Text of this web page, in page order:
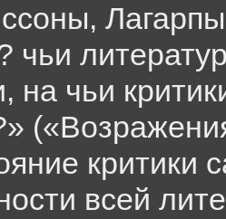
чьи
на чьи
критики
всей